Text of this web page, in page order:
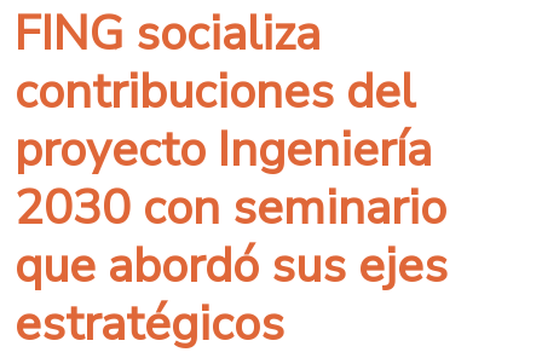
FING socializa
contribuciones del
proyecto Ingeniería
2030 con seminario
que abordó sus ejes
estratégicos